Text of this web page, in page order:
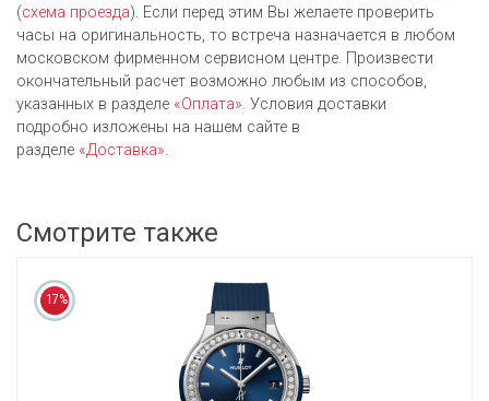
(схема проезда). Если перед этим Вы желаете проверить
часы на оригинальность, то встреча назначается в любом
московском фирменном сервисном центре. Произвести
окончательный расчет возможно любым из cпособов,
указанных в разделе «Оплата». Условия доставки
подробно изложены на нашем сайте в
разделе «Доставка».
Смотрите также
17%